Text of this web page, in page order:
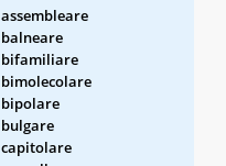
assembleare
balneare
bifamiliare
bimolecolare
bipolare
bulgare
capitolare